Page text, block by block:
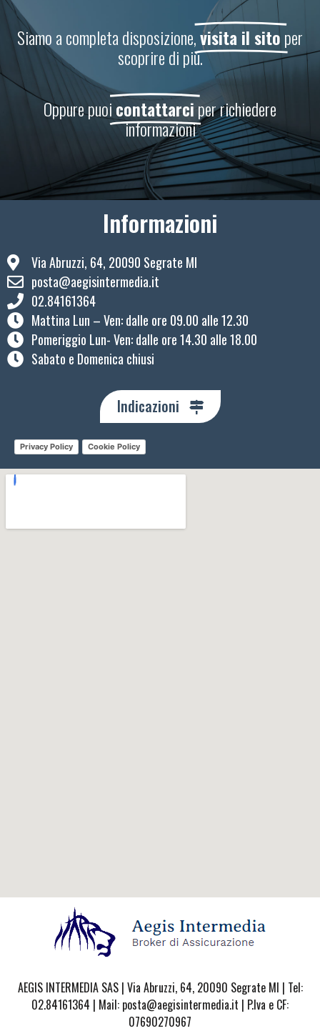
Siamo a completa disposizione,visita il sitoper
scoprire di più.
Oppure puoicontattarciper richiedere
informazioni
Informazioni
Via Abruzzi, 64, 20090 Segrate MI
posta@aegisintermedia.it
02.84161364
Mattina Lun – Ven: ​dalle ore 09.00 alle 12.30
Pomeriggio Lun- Ven: dalle ore 14.30 alle 18.00
Sabato e Domenica chiusi
Indicazioni
Privacy Policy Cookie Policy
AEGIS INTERMEDIA SAS | Via Abruzzi, 64, 20090 Segrate MI | Tel:
02.84161364 | Mail: posta@aegisintermedia.it | P.Iva e CF:
07690270967